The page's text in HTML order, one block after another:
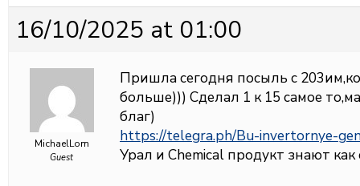
16/10/2025 at 01:00
MichaelLom
Guest
Пришла сегодня посыль с
больше))) Сделал 1 к 15 самое
благ)
https://telegra.ph/Bu-invertornye-
Урал и Chemical продукт знают